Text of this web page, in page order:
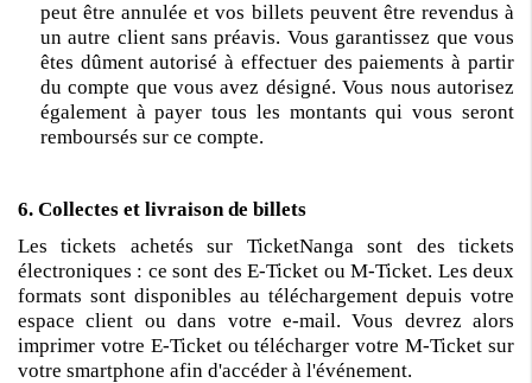
peut être annulée et vos billets peuvent être revendus à
un autre client sans préavis. Vous garantissez que vous
êtes dûment autorisé à effectuer des paiements à partir
du compte que vous avez désigné. Vous nous autorisez
également à payer tous les montants qui vous seront
remboursés sur ce compte.
6. Collectes et livraison de billets
Les tickets achetés sur TicketNanga sont des tickets
électroniques : ce sont des E-Ticket ou M-Ticket. Les deux
formats sont disponibles au téléchargement depuis votre
espace client ou dans votre e-mail. Vous devrez alors
imprimer votre E-Ticket ou télécharger votre M-Ticket sur
votre smartphone afin d'accéder à l'événement.